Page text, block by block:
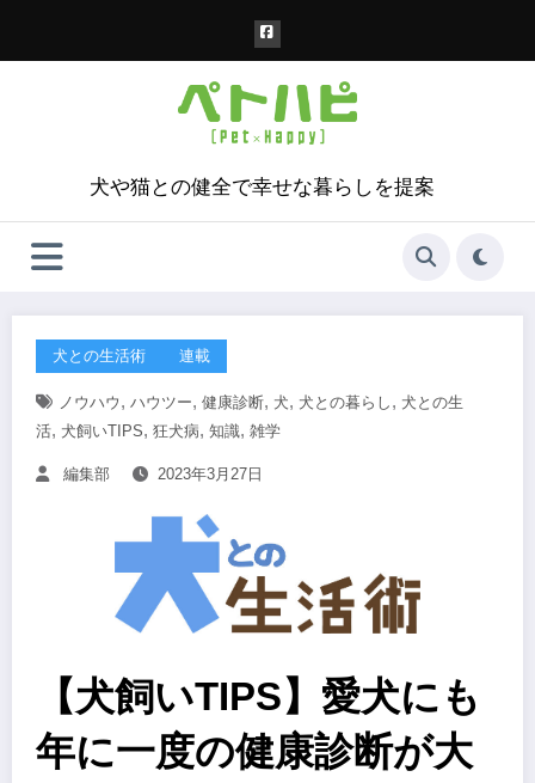
犬や猫との健全で幸せな暮らしを提案
犬との生活術 連載
ノウハウ , ハウツー, 健康診断, 犬, 犬との暮らし , 犬との生
活, 犬飼いTIPS, 狂犬病, 知識, 雑学
編集部 2023年3月27日
【犬飼いTIPS】愛犬にも
年に一度の健康診断が大